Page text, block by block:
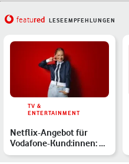
featured LESEEMPFEHLUNGEN
TV &
ENTERTAINMENT
Netflix-Angebot für
Vodafone-Kund:innen: So
sparst Du jeden Monat…